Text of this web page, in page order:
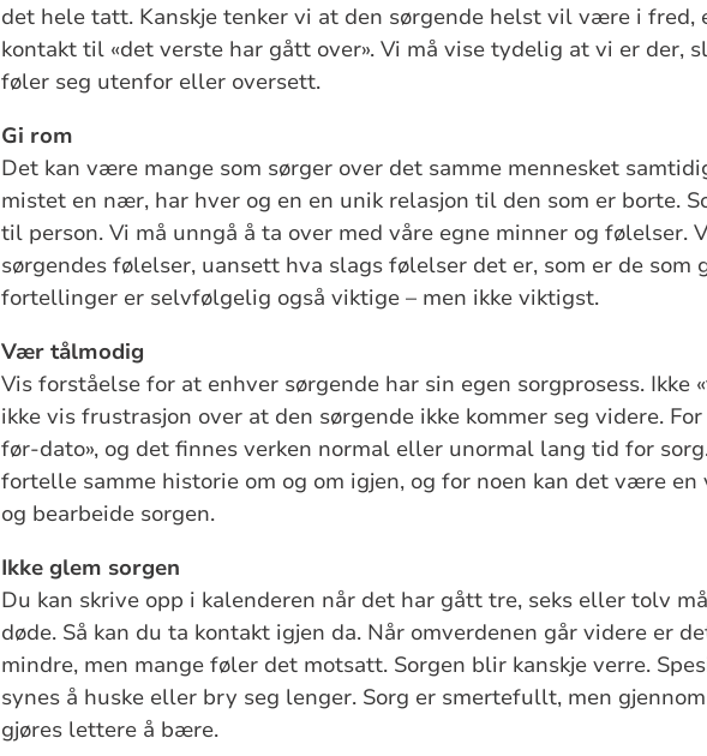
det hele tatt. Kanskje tenker vi at den sørgende helst vil være i fred,
kontakt til «det verste har gått over». Vi må vise tydelig at vi er der,
føler seg utenfor eller oversett.
Gi rom
Det kan være mange som sørger over det samme mennesket
mistet en nær, har hver og en en unik relasjon til den som er borte.
til person. Vi må unngå å ta over med våre egne minner og følelser.
sørgendes følelser, uansett hva slags følelser det er, som er de som
fortellinger er selvfølgelig også viktige – men ikke viktigst.
Vær tålmodig
Vis forståelse for at enhver sørgende har sin egen sorgprosess. Ikke
ikke vis frustrasjon over at den sørgende ikke kommer seg videre.
før-dato», og det finnes verken normal eller unormal lang tid for
fortelle samme historie om og om igjen, og for noen kan det være
og bearbeide sorgen.
Ikke glem sorgen
Du kan skrive opp i kalenderen når det har gått tre, seks eller tolv
døde. Så kan du ta kontakt igjen da. Når omverdenen går videre er
mindre, men mange føler det motsatt. Sorgen blir kanskje verre.
synes å huske eller bry seg lenger. Sorg er smertefullt, men
gjøres lettere å bære.